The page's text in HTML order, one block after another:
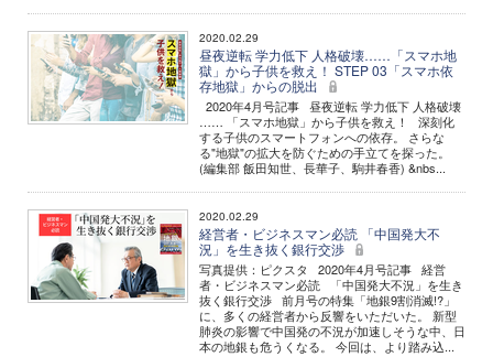
2020.02.29
昼夜逆転 学力低下 人格破壊……「スマホ地
獄」から子供を救え！ STEP 03「スマホ依
存地獄」からの脱出
2020年4月号記事 昼夜逆転 学力低下 人格破壊
…… 「スマホ地獄」から子供を救え！ 深刻化
する子供のスマートフォンへの依存。 さらな
る"地獄"の拡大を防ぐための手立てを探った。
(編集部 飯田知世、長華子、駒井春香) &nbs...
2020.02.29
経営者・ビジネスマン必読 「中国発大不
況」を生き抜く銀行交渉
写真提供：ピクスタ 2020年4月号記事 経営
者・ビジネスマン必読 「中国発大不況」を生き
抜く銀行交渉 前月号の特集「地銀9割消滅!?」
に、多くの経営者から反響をいただいた。 新型
肺炎の影響で中国発の不況が加速しそうな中、日
本の地銀も危うくなる。 今回は、より踏み込...